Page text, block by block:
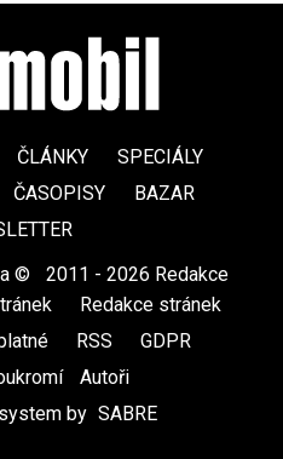
ČLÁNKY
SPECIÁLY
ČASOPISY
BAZAR
©
2011 - 2026 Redakce
Redakce stránek
RSS GDPR
Autoři
system by SABRE